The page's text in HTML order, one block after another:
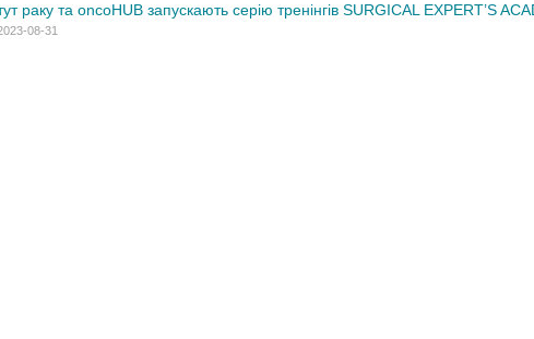
раку та oncoHUB запускають серію тренінгів SURGICAL EXPERT’S
08-31